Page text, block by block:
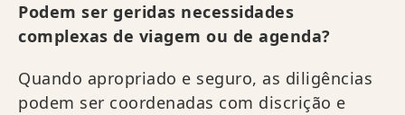
Podem ser geridas necessidades
complexas de viagem ou de agenda?
Quando apropriado e seguro, as diligências
podem ser coordenadas com discrição e